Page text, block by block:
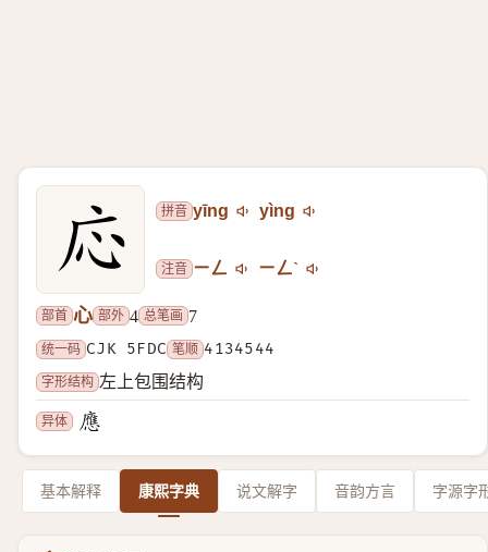
拼音 yīng yìng
注音 ㄧㄥ ㄧㄥˋ
部首 心 部外 4 总笔画 7
统一码 CJK 5FDC 笔顺 4134544
字形结构 左上包围结构
异体
基本解释 康熙字典 说文解字 音韵方言 字源字